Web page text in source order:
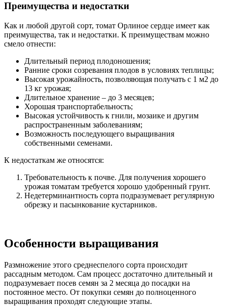
Преимущества и недостатки
Как и любой другой сорт, томат Орлиное сердце имеет как
преимущества, так и недостатки. К преимуществам можно
смело отнести:
Длительный период плодоношения;
Ранние сроки созревания плодов в условиях теплицы;
Высокая урожайность, позволяющая получать с 1 м2 до
13 кг урожая;
Длительное хранение – до 3 месяцев;
Хорошая транспортабельность;
Высокая устойчивость к гнили, мозаике и другим
распространенным заболеваниям;
Возможность последующего выращивания
собственными семенами.
К недостаткам же относятся:
Требовательность к почве. Для получения хорошего
урожая томатам требуется хорошо удобренный грунт.
Недетерминантность сорта подразумевает регулярную
обрезку и пасынкование кустарников.
Особенности выращивания
Размножение этого среднеспелого сорта происходит
рассадным методом. Сам процесс достаточно длительный и
подразумевает посев семян за 2 месяца до посадки на
постоянное место. От покупки семян до полноценного
выращивания проходят следующие этапы.